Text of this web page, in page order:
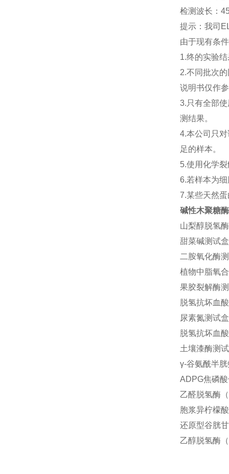
检测波长：
提示：我司
由于现有条
1.终的实验
2.不同批次
说明书仅作
3.只有全部
测结果。
4.本公司只
足的样本。
5.使用化学
6.若样本为
7.某些天然
碱性木聚糖
山梨醇脱氢
甜菜碱测试盒
二胺氧化酶
植物中脂氧
果胶裂解酶
脱氢抗坏血
尿素氮测试盒
脱氢抗坏血
土壤漆酶测
γ-谷氨酰半
ADPG焦磷
乙醛脱氢酶
胞浆异柠檬
还原型谷胱
乙醇脱氢酶